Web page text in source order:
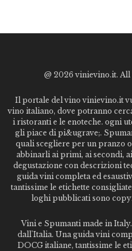
@ 2026 vinievino.it. All
Il portale del vino vinievino.it
vino italiano, dove potranno
i ristoranti e le enoteche. ogni
gli piace di pi&ugrave;.
quali scegliere per un pranzo
abbinarli ai primi, ai secondi,
degustazione con descrizioni
guida vini completa ed
tantissime le etichette
loghi pubblicati sono
Vini e Spumanti made in
dall'Italia. Una guida vini
DOCG italiane, tantissime le